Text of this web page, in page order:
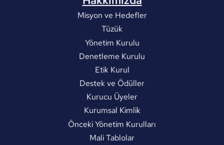
Misyon ve Hedefler
Tüzük
Yönetim Kurulu
Denetleme Kurulu
Etik Kurul
Destek ve Ödüller
Kurucu Üyeler
Kurumsal Kimlik
Önceki Yönetim Kurulları
Mali Tablolar